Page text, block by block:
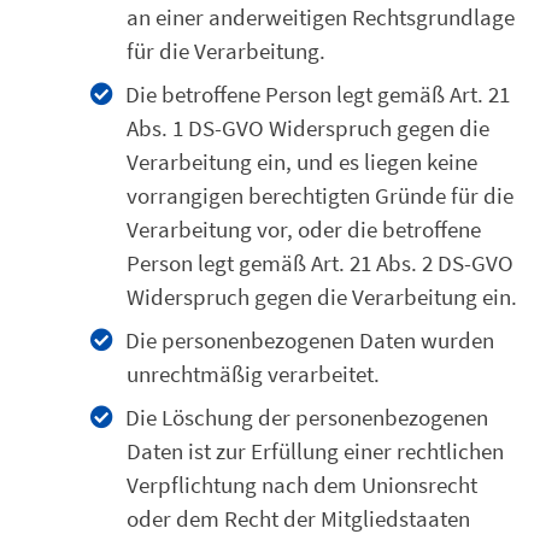
an einer anderweitigen Rechtsgrundlage
für die Verarbeitung.
Die betroffene Person legt gemäß Art. 21
Abs. 1 DS-GVO Widerspruch gegen die
Verarbeitung ein, und es liegen keine
vorrangigen berechtigten Gründe für die
Verarbeitung vor, oder die betroffene
Person legt gemäß Art. 21 Abs. 2 DS-GVO
Widerspruch gegen die Verarbeitung ein.
Die personenbezogenen Daten wurden
unrechtmäßig verarbeitet.
Die Löschung der personenbezogenen
Daten ist zur Erfüllung einer rechtlichen
Verpflichtung nach dem Unionsrecht
oder dem Recht der Mitgliedstaaten